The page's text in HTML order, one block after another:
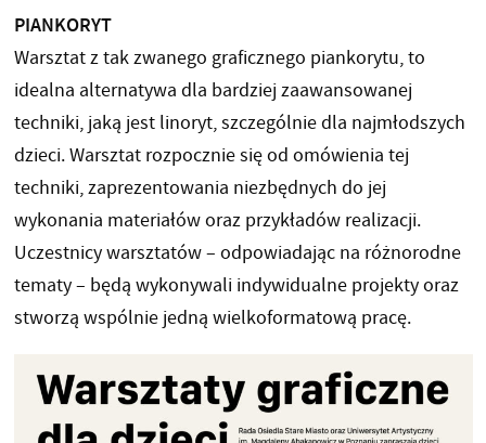
PIANKORYT
Warsztat z tak zwanego graficznego piankorytu, to
idealna alternatywa dla bardziej zaawansowanej
techniki, jaką jest linoryt, szczególnie dla najmłodszych
dzieci. Warsztat rozpocznie się od omówienia tej
techniki, zaprezentowania niezbędnych do jej
wykonania materiałów oraz przykładów realizacji.
Uczestnicy warsztatów – odpowiadając na różnorodne
tematy – będą wykonywali indywidualne projekty oraz
stworzą wspólnie jedną wielkoformatową pracę.